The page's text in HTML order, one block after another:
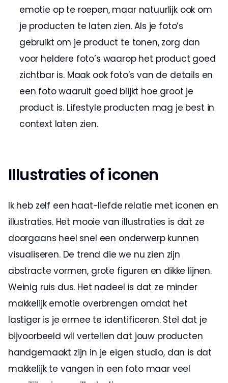
emotie op te roepen, maar natuurlijk ook om
je producten te laten zien. Als je foto’s
gebruikt om je product te tonen, zorg dan
voor heldere foto’s waarop het product goed
zichtbar is. Maak ook foto’s van de details en
een foto waaruit goed blijkt hoe groot je
product is. Lifestyle producten mag je best in
context laten zien.
Illustraties of iconen
Ik heb zelf een haat-liefde relatie met iconen en
illustraties. Het mooie van illustraties is dat ze
doorgaans heel snel een onderwerp kunnen
visualiseren. De trend die we nu zien zijn
abstracte vormen, grote figuren en dikke lijnen.
Weinig ruis dus. Het nadeel is dat ze minder
makkelijk emotie overbrengen omdat het
lastiger is je ermee te identificeren. Stel dat je
bijvoorbeeld wil vertellen dat jouw producten
handgemaakt zijn in je eigen studio, dan is dat
makkelijk te vangen in een foto maar veel